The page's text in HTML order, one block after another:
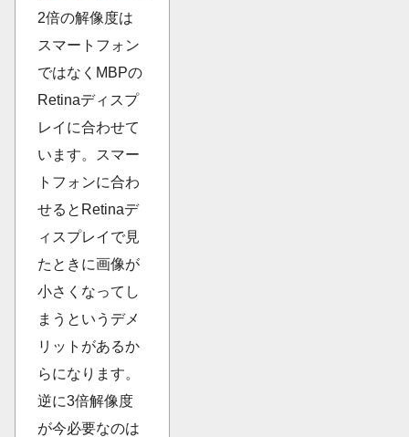
2倍の解像度は
スマートフォン
ではなくMBPの
Retinaディスプ
レイに合わせて
います。スマー
トフォンに合わ
せるとRetinaデ
ィスプレイで見
たときに画像が
小さくなってし
まうというデメ
リットがあるか
らになります。
逆に3倍解像度
が今必要なのは